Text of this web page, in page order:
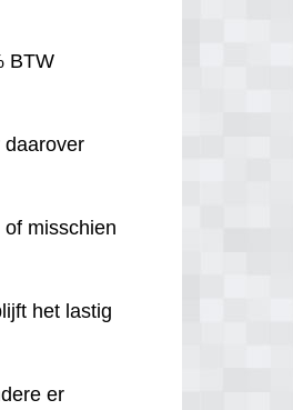
BTW
daarover
of misschien
het lastig
er